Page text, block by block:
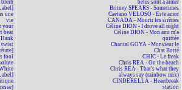
bleib
une
vie
your
beat
twist
fool
bêtes sont à aimer
Britney SPEARS - Sometimes
Caetano VELOSO - Este amor
CANADA - Mourir les sirènes
Céline DION - I drove all night
Céline DION - Mon ami m'a
quittée
Chantal GOYA - Monsieur le
Chat Botté
CHIC - Le freak
Chris REA - On the beach
Chris REA - That's what they
always say (rainbow mix)
CINDERELLA - Heartbreak
station